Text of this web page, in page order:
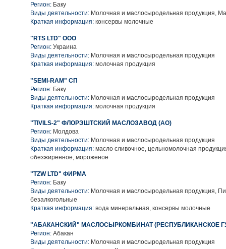
Регион: Баку
Виды деятельности: Молочная и маслосыродельная продукция,
Краткая информация: консервы молочные
"RTS LTD" ООО
Регион: Украина
Виды деятельности: Молочная и маслосыродельная продукция
Краткая информация: молочная продукция
"SEMI-RAM" СП
Регион: Баку
Виды деятельности: Молочная и маслосыродельная продукция
Краткая информация: молочная продукция
"TIVILS-2" ФЛОРЭШТСКИЙ МАСЛОЗАВОД (АО)
Регион: Молдова
Виды деятельности: Молочная и маслосыродельная продукция
Краткая информация: масло сливочное, цельномолочная
обезжиренное, мороженое
"TZW LTD" ФИРМА
Регион: Баку
Виды деятельности: Молочная и маслосыродельная продукция,
безалкогольные
Краткая информация: вода минеральная, консервы молочные
"АБАКАНСКИЙ" МАСЛОСЫРКОМБИНАТ (РЕСПУБЛИКАНСКОЕ
Регион: Абакан
Виды деятельности: Молочная и маслосыродельная продукция